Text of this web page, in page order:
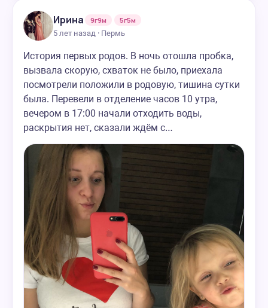
Ирина 9г9м
5г5м
5 лет назад · Пермь
История первых родов. В ночь отошла пробка,
вызвала скорую, схваток не было, приехала
посмотрели положили в родовую, тишина сутки
была. Перевели в отделение часов 10 утра,
вечером в 17:00 начали отходить воды,
раскрытия нет, сказали ждём с…